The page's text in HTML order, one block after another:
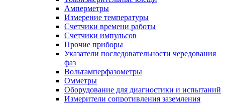
Амперметры
Измерение температуры
Счетчики времени работы
Счетчики импульсов
Прочие приборы
Указатели последовательности чередования
фаз
Вольтамперфазометры
Омметры
Оборудование для диагностики и испытаний
Измерители сопротивления заземления